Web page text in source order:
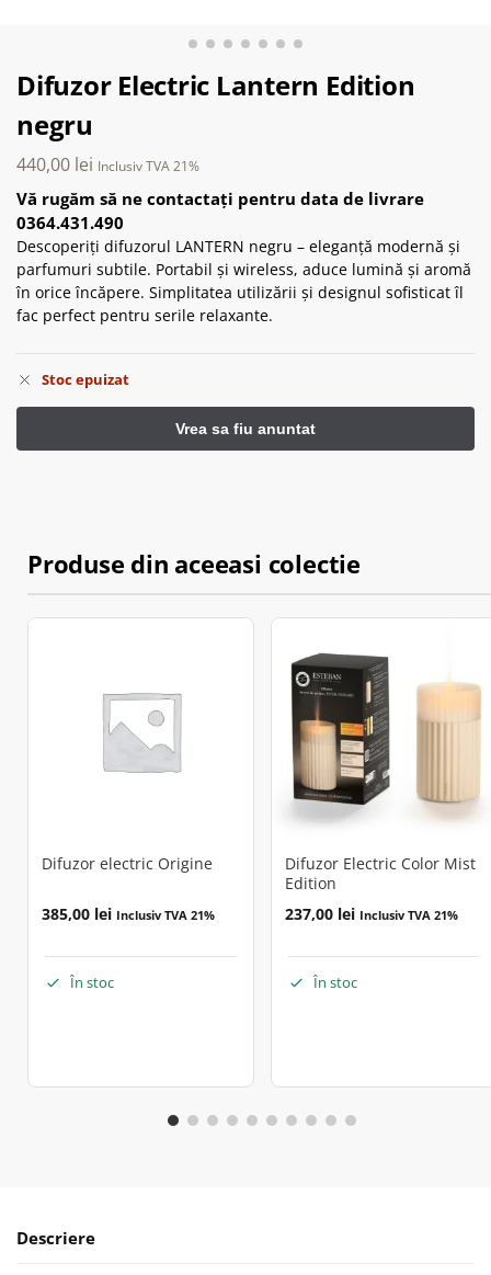
Difuzor Electric Lantern Edition
negru
440,00 lei Inclusiv TVA 21%
Vă rugăm să ne contactați pentru data de livrare
0364.431.490
Descoperiți difuzorul LANTERN negru – eleganță modernă și
parfumuri subtile. Portabil și wireless, aduce lumină și aromă
în orice încăpere. Simplitatea utilizării și designul sofisticat îl
fac perfect pentru serile relaxante.
Stoc epuizat
Produse din aceeasi colectie
Difuzor electric Origine
385,00 lei Inclusiv TVA 21%
În stoc
Difuzor Electric Color Mist
Edition
237,00 lei Inclusiv TVA 21%
În stoc
Descriere